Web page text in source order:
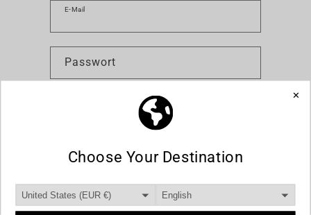
E-Mail
Passwort
Hast du dein Passwort vergessen?